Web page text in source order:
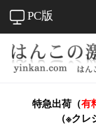
PC版
特急出荷（有
（※ク